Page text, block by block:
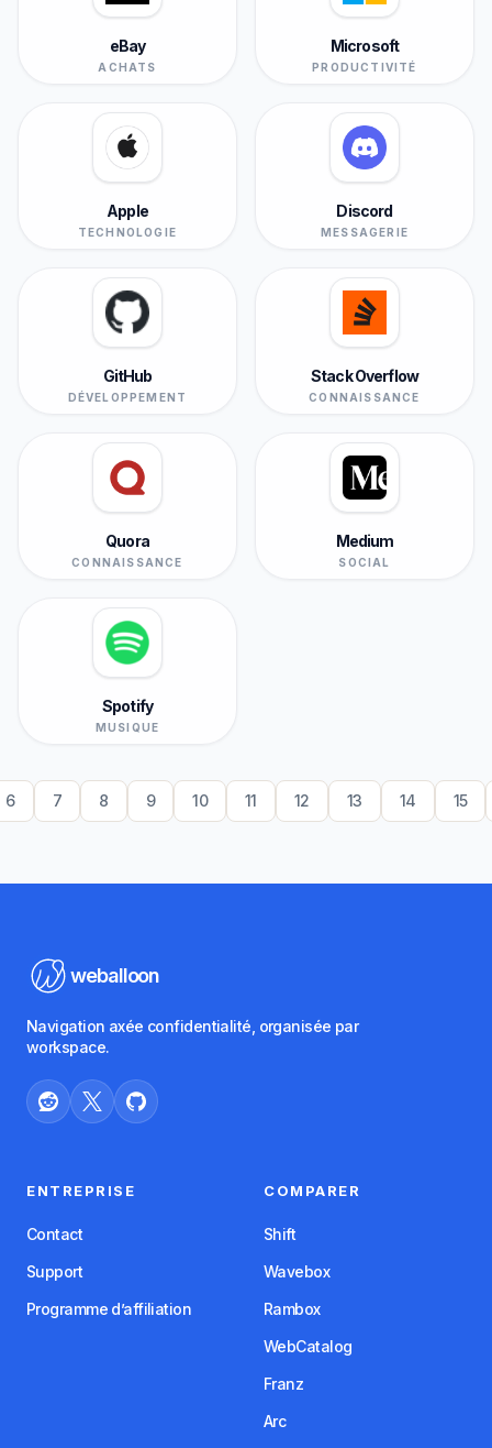
eBay
ACHATS
Microsoft
PRODUCTIVITÉ
Apple
TECHNOLOGIE
Discord
MESSAGERIE
GitHub
DÉVELOPPEMENT
Stack Overflow
CONNAISSANCE
Quora
CONNAISSANCE
Medium
SOCIAL
Spotify
MUSIQUE
6 7 8 9 10 11 12 13 14 15
weballoon
Navigation axée confidentialité, organisée par
workspace.
ENTREPRISE
Contact
Support
Programme d’affiliation
COMPARER
Shift
Wavebox
Rambox
WebCatalog
Franz
Arc